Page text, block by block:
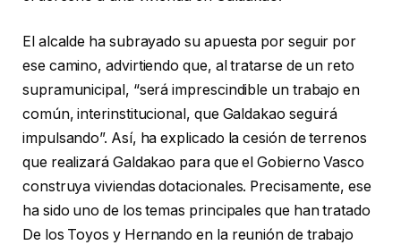
El alcalde ha subrayado su apuesta por seguir por
ese camino, advirtiendo que, al tratarse de un reto
supramunicipal, “será imprescindible un trabajo en
común, interinstitucional, que Galdakao seguirá
impulsando”. Así, ha explicado la cesión de terrenos
que realizará Galdakao para que el Gobierno Vasco
construya viviendas dotacionales. Precisamente, ese
ha sido uno de los temas principales que han tratado
De los Toyos y Hernando en la reunión de trabajo